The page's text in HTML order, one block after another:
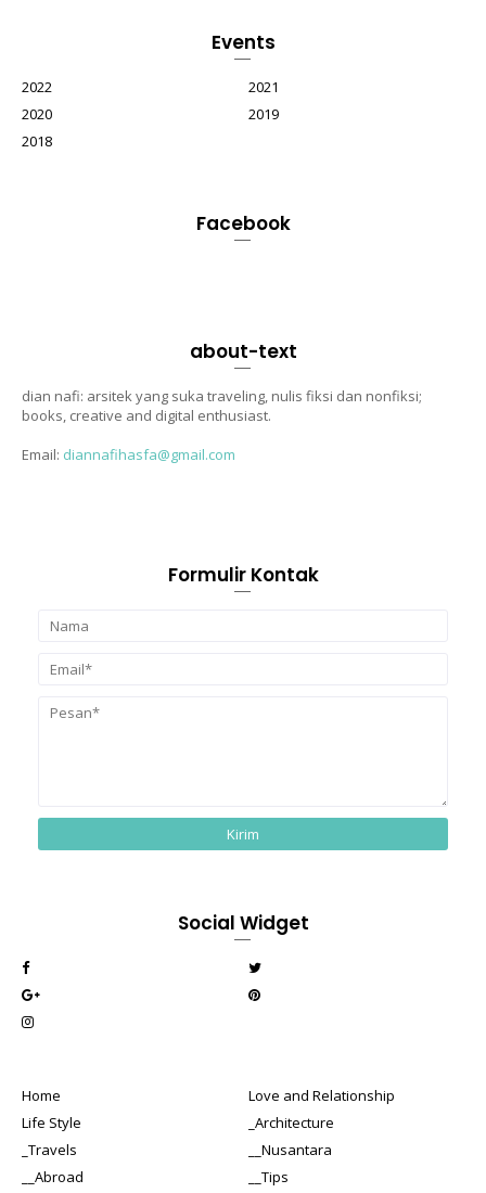
Events
2022
2021
2020
2019
2018
Facebook
about-text
dian nafi: arsitek yang suka traveling, nulis fiksi dan nonfiksi;
books, creative and digital enthusiast.
Email: diannafihasfa@gmail.com
Formulir Kontak
Social Widget
Home
Love and Relationship
Life Style
_Architecture
_Travels
__Nusantara
__Abroad
__Tips